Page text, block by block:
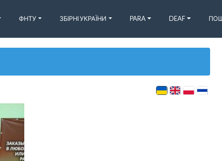
ФНТУ ЗБІРНІ УКРАЇНИ PARA DEAF